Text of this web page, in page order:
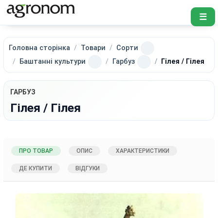
☰
Головна сторінка Товари
Сорти
Баштанні культури
Гарбуз Гілея / Гілея
ГАРБУЗ
Гілея / Гілея
ПРО ТОВАР ОПИС ХАРАКТЕРИСТИКИ
ДЕ КУПИТИ ВІДГУКИ